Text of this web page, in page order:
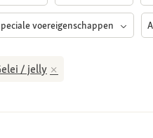
voereigenschappen
/ jelly